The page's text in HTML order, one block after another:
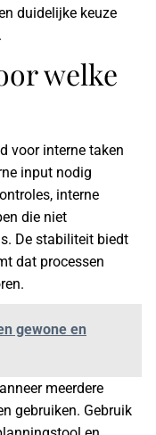
duidelijke keuze
welke
voor interne taken
input nodig
interne
die niet
De stabiliteit biedt
dat processen
gewone en
meerdere
gebruiken. Gebruik